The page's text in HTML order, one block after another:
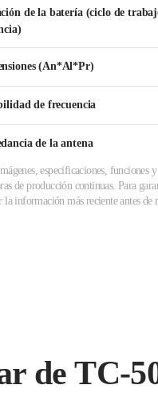
de la batería (ciclo de
(An*Al*Pr)
de frecuencia
de la antena
especificaciones, funciones
de producción continuas. Para
la información más reciente antes
de TC-